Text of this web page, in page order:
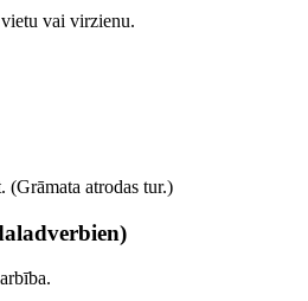
vai virzienu.
(Grāmata atrodas tur.)